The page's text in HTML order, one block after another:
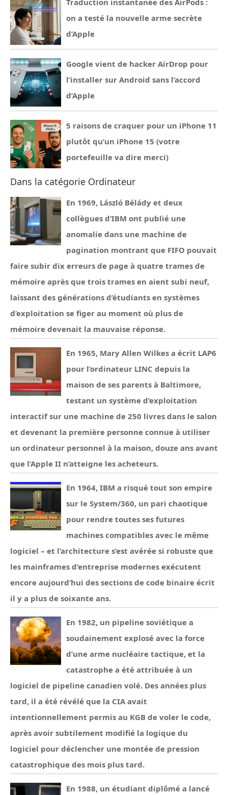
on a testé la nouvelle arme secrète
d’Apple
Google vient de hacker AirDrop pour
l’installer sur Android sans l’accord
d’Apple
5 raisons de craquer pour un iPhone 11
plutôt qu’un iPhone 15 (votre
portefeuille va dire merci)
Dans la catégorie Ordinateur
En 1969, László Bélády et deux
collègues d’IBM ont publié une
anomalie dans une machine de
pagination montrant que FIFO pouvait
faire subir dix erreurs de page à quatre trames de
mémoire après que trois trames en aient subi neuf,
laissant des générations d’étudiants en systèmes
d’exploitation se figer au moment où plus de
mémoire devenait la mauvaise réponse.
En 1965, Mary Allen Wilkes a écrit LAP6
pour l’ordinateur LINC depuis la
maison de ses parents à Baltimore,
testant un système d’exploitation
interactif sur une machine de 250 livres dans le salon
et devenant la première personne connue à utiliser
un ordinateur personnel à la maison, douze ans avant
que l’Apple II n’atteigne les acheteurs.
En 1964, IBM a risqué tout son empire
sur le System/360, un pari chaotique
pour rendre toutes ses futures
machines compatibles avec le même
logiciel – et l’architecture s’est avérée si robuste que
les mainframes d’entreprise modernes exécutent
encore aujourd’hui des sections de code binaire écrit
il y a plus de soixante ans.
En 1982, un pipeline soviétique a
soudainement explosé avec la force
d’une arme nucléaire tactique, et la
catastrophe a été attribuée à un
logiciel de pipeline canadien volé. Des années plus
tard, il a été révélé que la CIA avait
intentionnellement permis au KGB de voler le code,
après avoir subtilement modifié la logique du
logiciel pour déclencher une montée de pression
catastrophique des mois plus tard.
En 1988, un étudiant diplômé a lancé